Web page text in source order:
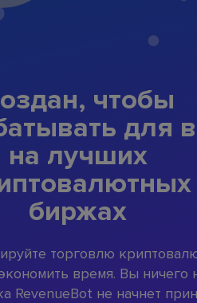
чтобы
для
на лучших
биржах
торговлю
время. Вы ничего
RevenueBot не начнет